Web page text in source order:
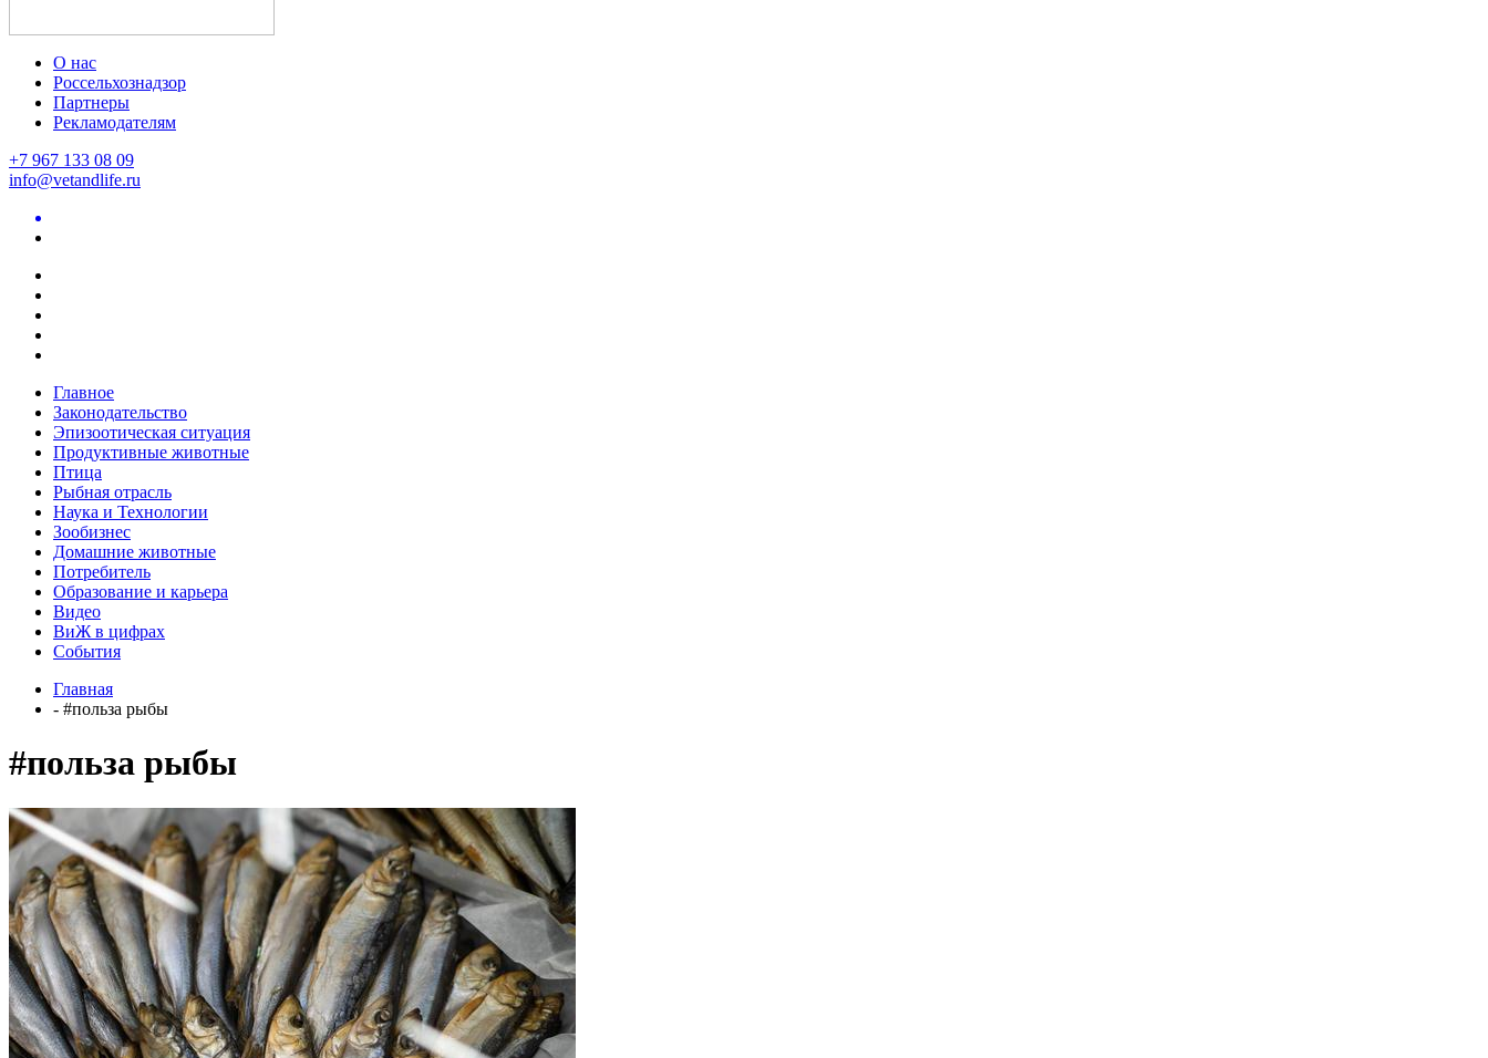
О нас
Россельхознадзор
Партнеры
Рекламодателям
+7 967 133 08 09
info@vetandlife.ru
Главное
Законодательство
Эпизоотическая ситуация
Продуктивные животные
Птица
Рыбная отрасль
Наука и Технологии
Зообизнес
Домашние животные
Потребитель
Образование и карьера
Видео
ВиЖ в цифрах
События
Главная
- #польза рыбы
#польза рыбы